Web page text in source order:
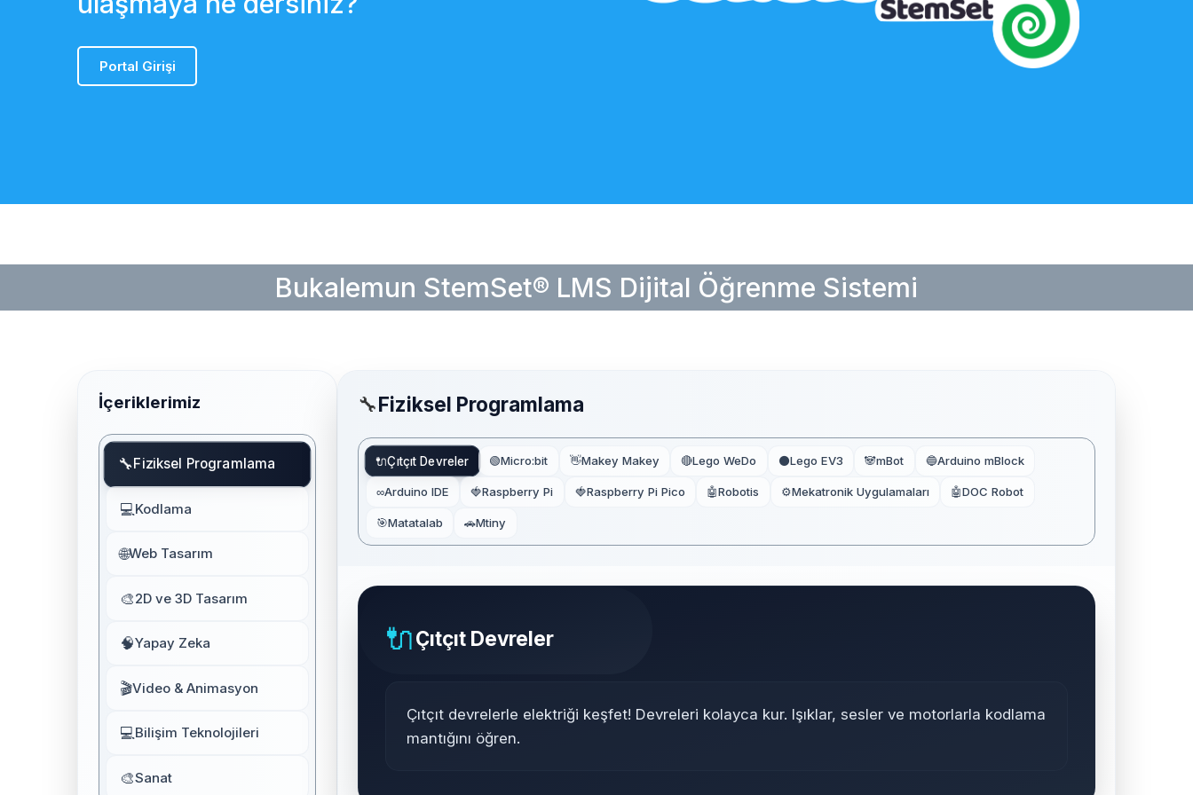
Portal Girişi
Bukalemun StemSet® LMS Dijital Öğrenme Sistemi
İçeriklerimiz
🔧Fiziksel Programlama
💻 Kodlama
🌐Web Tasarım
🎨2D ve 3D Tasarım
🧠Yapay Zeka
🎬Video & Animasyon
💻Bilişim Teknolojileri
🎨Sanat
🔧Fiziksel Programlama
🔌Çıtçıt Devreler 🟢Micro:bit 👋Makey Makey 🔴Lego WeDo ⚫Lego EV3 🐼mBot 🔵Arduino mBlock
∞Arduino IDE 🍓Raspberry Pi 🍓Raspberry Pi Pico 🤖Robotis ⚙️Mekatronik Uygulamaları 🤖DOC Robot
🎯Matatalab 🚗Mtiny
🔌Çıtçıt Devreler
Çıtçıt devrelerle elektriği keşfet! Devreleri kolayca kur. Işıklar, sesler ve motorlarla kodlama
mantığını öğren.